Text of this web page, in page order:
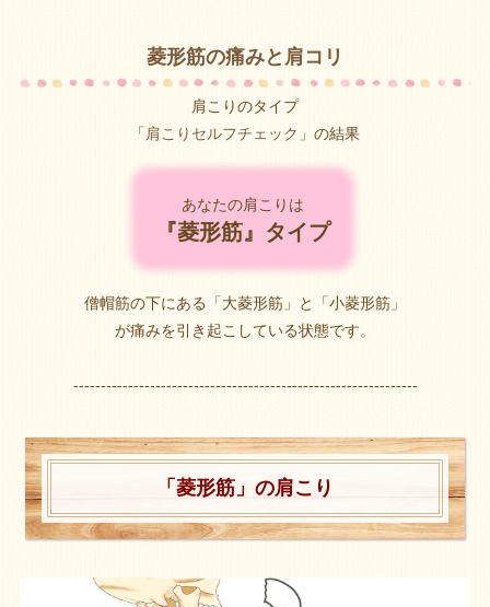
菱形筋の痛みと肩コリ
肩こりのタイプ
「肩こりセルフチェック 」の結果
あなたの肩こりは
『菱形筋』タイプ
僧帽筋の下にある「大菱形筋」と「小菱形筋」
が痛みを引き起こしている状態です。
---------------------------------------------------------------
「菱形筋」の肩こり